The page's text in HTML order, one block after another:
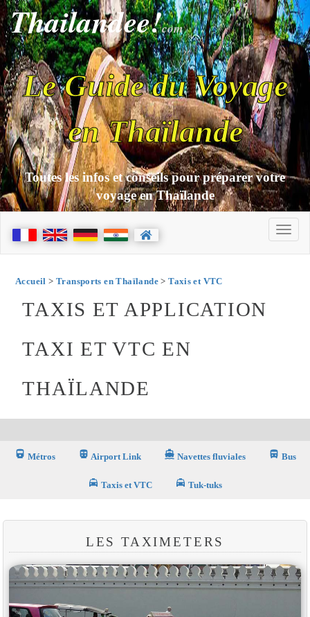
Thailandee!com
Le Guide du Voyage
en Thaïlande
Toutes les infos et conseils pour préparer votre
voyage en Thaïlande
Accueil > Transports en Thaïlande>Taxis et VTC
TAXIS ET APPLICATION
TAXI ET VTC EN
THAÏLANDE
directions_railway Métros directions_subway_filled Airport Link directions_boat_filled Navettes fluviales directions_bus_filled Bus
local_taxi Taxis et VTC local_taxi Tuk-tuks
LES TAXIMETERS